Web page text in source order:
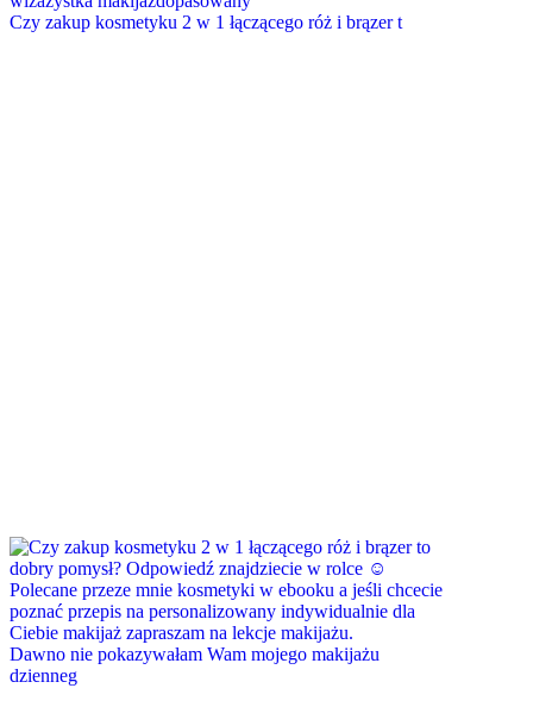
Czy zakup kosmetyku 2 w 1 łączącego róż i brązer t
Dawno nie pokazywałam Wam mojego makijażu
dzienneg